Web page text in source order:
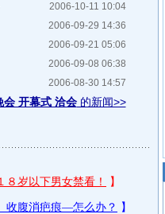
2006-10-11 10:04
2006-09-29 14:36
2006-09-21 05:06
2006-09-08 06:38
2006-08-30 14:57
会 开幕式 洽会的新闻>>